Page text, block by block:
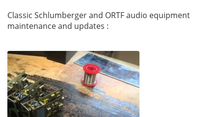
Classic Schlumberger and ORTF audio equipment
maintenance and updates :